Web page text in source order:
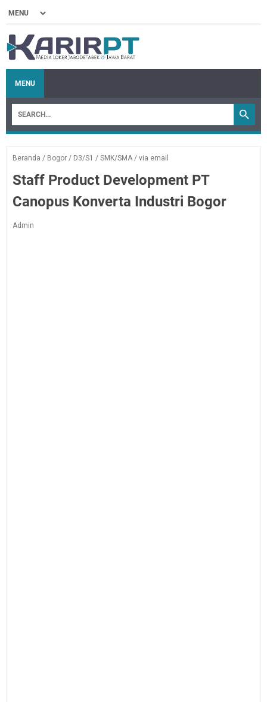
MENU
Beranda / Bogor / D3/S1 / SMK/SMA / via email
Staff Product Development PT
Canopus Konverta Industri Bogor
Admin